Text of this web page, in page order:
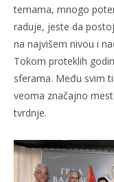
temama, mnogo
raduje, jeste da
na najvišem nivou i
Tokom proteklih
sferama. Među svim
veoma značajno
tvrdnje.